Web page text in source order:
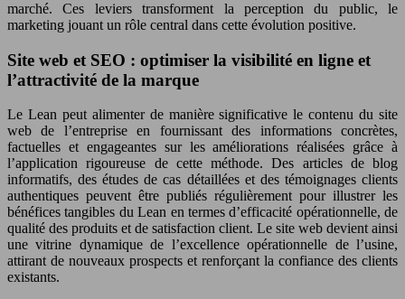
marché. Ces leviers transforment la perception du public, le
marketing jouant un rôle central dans cette évolution positive.
Site web et SEO : optimiser la visibilité en ligne et
l’attractivité de la marque
Le Lean peut alimenter de manière significative le contenu du site
web de l’entreprise en fournissant des informations concrètes,
factuelles et engageantes sur les améliorations réalisées grâce à
l’application rigoureuse de cette méthode. Des articles de blog
informatifs, des études de cas détaillées et des témoignages clients
authentiques peuvent être publiés régulièrement pour illustrer les
bénéfices tangibles du Lean en termes d’efficacité opérationnelle, de
qualité des produits et de satisfaction client. Le site web devient ainsi
une vitrine dynamique de l’excellence opérationnelle de l’usine,
attirant de nouveaux prospects et renforçant la confiance des clients
existants.